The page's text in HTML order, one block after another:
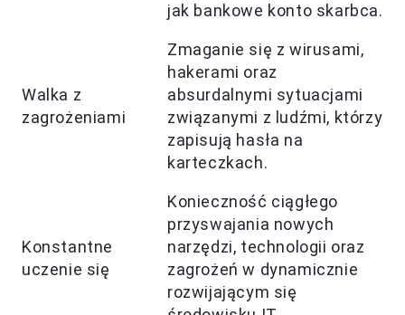
jak bankowe konto skarbca.
Walka z
zagrożeniami
Zmaganie się z wirusami,
hakerami oraz
absurdalnymi sytuacjami
związanymi z ludźmi, którzy
zapisują hasła na
karteczkach.
Konstantne
uczenie się
Konieczność ciągłego
przyswajania nowych
narzędzi, technologii oraz
zagrożeń w dynamicznie
rozwijającym się